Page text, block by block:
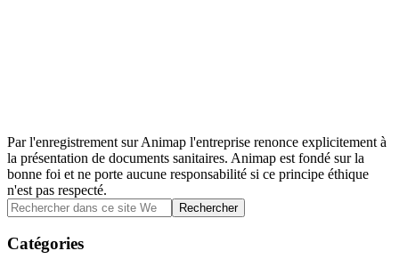
Par l'enregistrement sur Animap l'entreprise renonce explicitement à
la présentation de documents sanitaires. Animap est fondé sur la
bonne foi et ne porte aucune responsabilité si ce principe éthique
n'est pas respecté.
Barre
latérale
Rechercher
dans
ce
site
Catégories